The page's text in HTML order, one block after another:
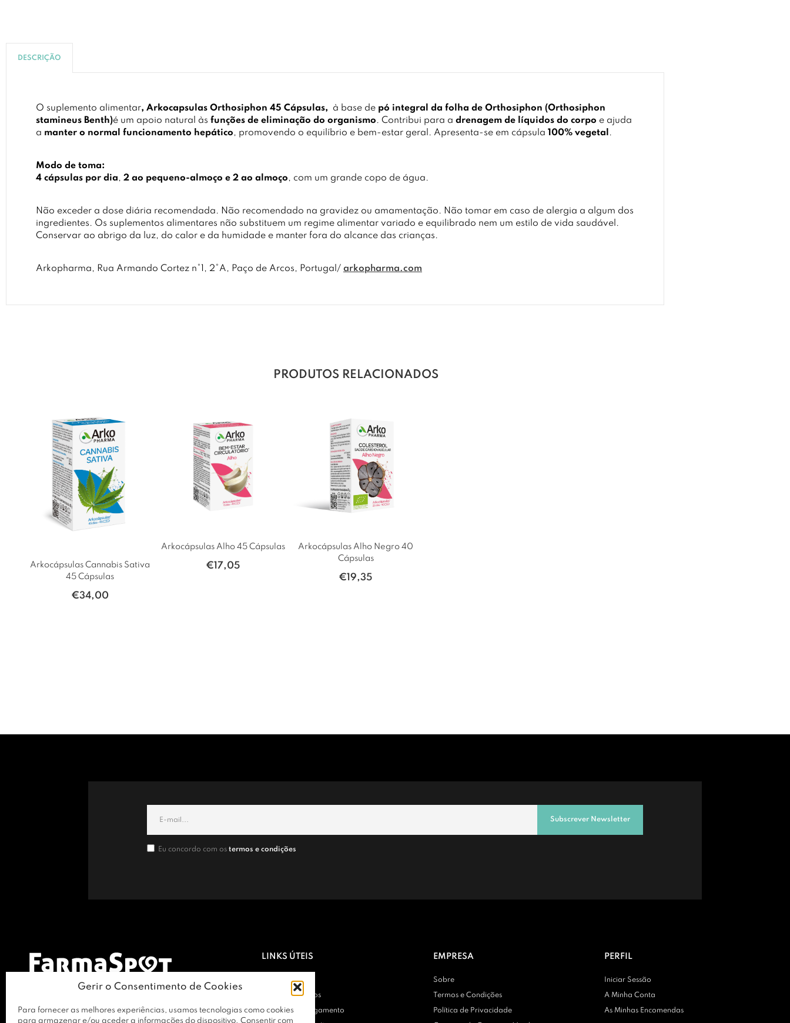
Gerir o Consentimento de Cookies
Para fornecer as melhores experiências, usamos tecnologias como cookies
para armazenar e/ou aceder a informações do dispositivo. Consentir com
DESCRIÇÃO
O suplemento alimentar, Arkocapsulas Orthosiphon 45 Cápsulas, à base de pó integral da folha de Orthosiphon (Orthosiphon
stamineus Benth)é um apoio natural às funções de eliminação do organismo. Contribui para a drenagem de líquidos do corpo e ajuda
a manter o normal funcionamento hepático, promovendo o equilíbrio e bem-estar geral. Apresenta-se em cápsula 100% vegetal.
Modo de toma:
4 cápsulas por dia, 2 ao pequeno-almoço e 2 ao almoço, com um grande copo de água.
Não exceder a dose diária recomendada. Não recomendado na gravidez ou amamentação. Não tomar em caso de alergia a algum dos
ingredientes. Os suplementos alimentares não substituem um regime alimentar variado e equilibrado nem um estilo de vida saudável.
Conservar ao abrigo da luz, do calor e da humidade e manter fora do alcance das crianças.
Arkopharma, Rua Armando Cortez n°1, 2°A, Paço de Arcos, Portugal/ arkopharma.com
PRODUTOS RELACIONADOS
Arkocápsulas Cannabis Sativa
45 Cápsulas
€34,00
Arkocápsulas Alho 45 Cápsulas
€17,05
Arkocápsulas Alho Negro 40
Cápsulas
€19,35
Subscrever Newsletter
Eu concordo com os termos e condições
LINKS ÚTEIS
Contactos
Entregas e Envios
Métodos de Pagamento
EMPRESA
Sobre
Termos e Condições
Política de Privacidade
PERFIL
Iniciar Sessão
A Minha Conta
As Minhas Encomendas